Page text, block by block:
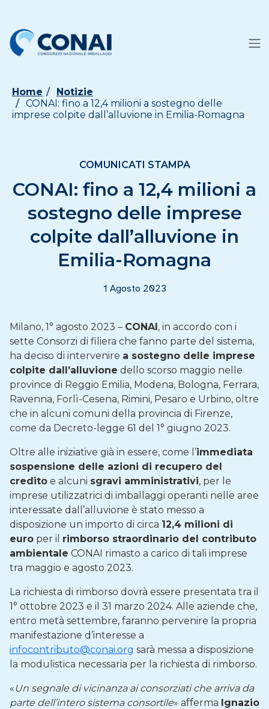
Home
Notizie
CONAI: fino a 12,4 milioni a sostegno delle
imprese colpite dall’alluvione in Emilia-Romagna
COMUNICATI STAMPA
CONAI: fino a 12,4 milioni a
sostegno delle imprese
colpite dall’alluvione in
Emilia-Romagna
1 Agosto 2023
Milano, 1° agosto 2023 – CONAI, in accordo con i
sette Consorzi di filiera che fanno parte del sistema,
ha deciso di intervenire a sostegno delle imprese
colpite dall’alluvione dello scorso maggio nelle
province di Reggio Emilia, Modena, Bologna, Ferrara,
Ravenna, Forlì-Cesena, Rimini, Pesaro e Urbino, oltre
che in alcuni comuni della provincia di Firenze,
come da Decreto-legge 61 del 1° giugno 2023.
Oltre alle iniziative già in essere, come l’immediata
sospensione delle azioni di recupero del
credito e alcuni sgravi amministrativi, per le
imprese utilizzatrici di imballaggi operanti nelle aree
interessate dall’alluvione è stato messo a
disposizione un importo di circa 12,4 milioni di
euro per il rimborso straordinario del contributo
ambientale CONAI rimasto a carico di tali imprese
tra maggio e agosto 2023.
La richiesta di rimborso dovrà essere presentata tra il
1° ottobre 2023 e il 31 marzo 2024. Alle aziende che,
entro metà settembre, faranno pervenire la propria
manifestazione d’interesse a
infocontributo@conai.org sarà messa a disposizione
la modulistica necessaria per la richiesta di rimborso.
«Un segnale di vicinanza ai consorziati che arriva da
parte dell’intero sistema consortile» afferma Ignazio